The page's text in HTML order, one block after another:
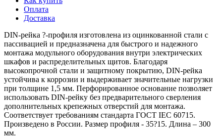
Оплата
Доставка
DIN-рейка ?-профиля изготовлена из оцинкованной стали с
пассивацией и предназначена для быстрого и надежного
монтажа модульного оборудования внутри электрических
шкафов и распределительных щитов. Благодаря
высокопрочной стали и защитному покрытию, DIN-рейка
устойчива к коррозии и выдерживает значительные нагрузки
при толщине 1,5 мм. Перфорированное основание позволяет
использовать DIN-рейку без предварительного сверления
дополнительных крепежных отверстий для монтажа.
Соответствует требованиям стандарта ГОСТ IEC 60715.
Произведено в России. Размер профиля - 35?15. Длина – 300
мм.